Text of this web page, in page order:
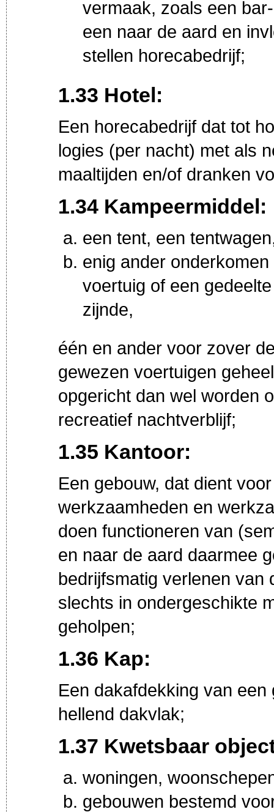
vermaak, zoals een
een naar de aard en
stellen horecabedrijf;
1.33 Hotel:
Een horecabedrijf dat tot
logies (per nacht) met als
maaltijden en/of dranken
1.34 Kampeermiddel:
een tent, een
enig ander
voertuig of een
zijnde,
één en ander voor zover
gewezen voertuigen
opgericht dan wel worden
recreatief nachtverblijf;
1.35 Kantoor:
Een gebouw, dat dient
werkzaamheden en
doen functioneren van
en naar de aard daarmee
bedrijfsmatig verlenen van
slechts in ondergeschikte
geholpen;
1.36 Kap:
Een dakafdekking van
hellend dakvlak;
1.37 Kwetsbaar
woningen,
gebouwen bestemd